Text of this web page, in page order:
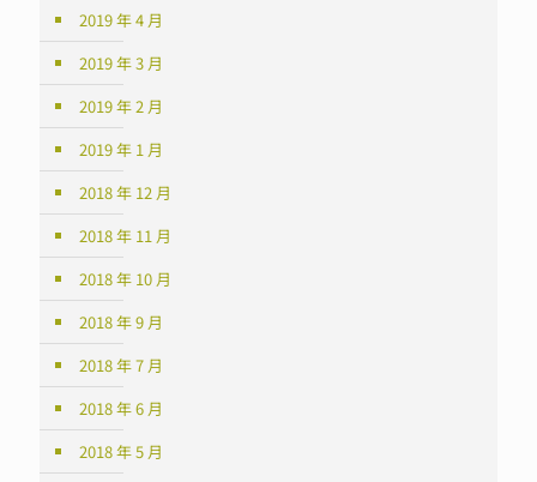
2019 年 4 月
2019 年 3 月
2019 年 2 月
2019 年 1 月
2018 年 12 月
2018 年 11 月
2018 年 10 月
2018 年 9 月
2018 年 7 月
2018 年 6 月
2018 年 5 月